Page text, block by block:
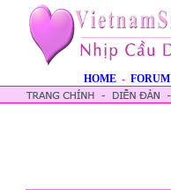
HOME - FORUM